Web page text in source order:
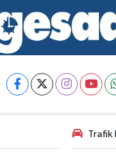
Trafik